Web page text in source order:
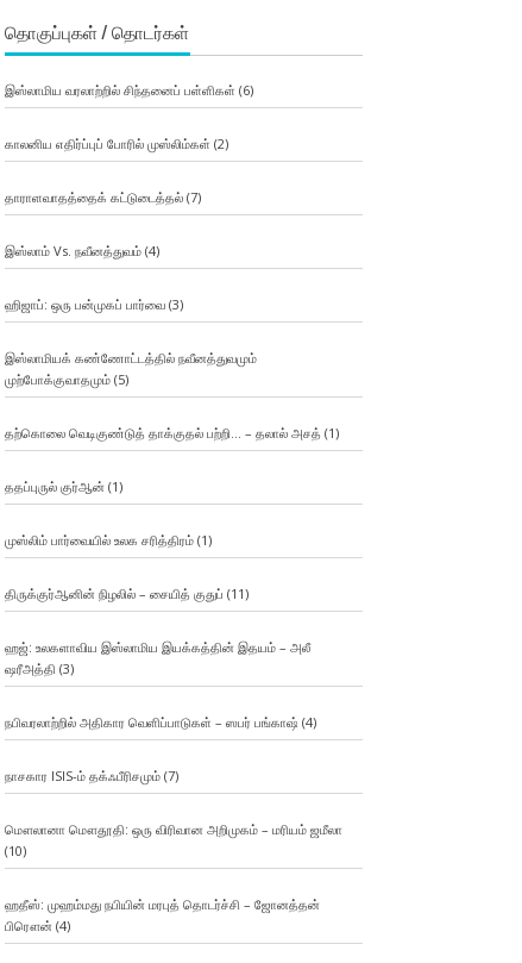
தொகுப்புகள் / தொடர்கள்
இஸ்லாமிய வரலாற்றில் சிந்தனைப் பள்ளிகள் (6)
காலனிய எதிர்ப்புப் போரில் முஸ்லிம்கள் (2)
தாராளவாதத்தைக் கட்டுடைத்தல்(7)
இஸ்லாம் Vs. நவீனத்துவம்(4)
ஹிஜாப்: ஒரு பன்முகப் பார்வை(3)
இஸ்லாமியக் கண்ணோட்டத்தில் நவீனத்துவமும்
முற்போக்குவாதமும்(5)
தற்கொலை வெடிகுண்டுத் தாக்குதல் பற்றி… – தலால் அசத் (1)
ததப்புருல் குர்ஆன் (1)
முஸ்லிம் பார்வையில் உலக சரித்திரம்(1)
திருக்குர்ஆனின் நிழலில் – சையித் குதுப் (11)
ஹஜ்: உலகளாவிய இஸ்லாமிய இயக்கத்தின் இதயம் – அலீ
ஷரீஅத்தி (3)
நபிவரலாற்றில் அதிகார வெளிப்பாடுகள் – ஸபர் பங்காஷ் (4)
நாசகார ISIS-ம் தக்ஃபீரிசமும்(7)
மௌலானா மௌதூதி: ஒரு விரிவான அறிமுகம் – மரியம் ஜமீலா
(10)
ஹதீஸ்: முஹம்மது நபியின் மரபுத் தொடர்ச்சி – ஜோனத்தன்
பிரௌன் (4)